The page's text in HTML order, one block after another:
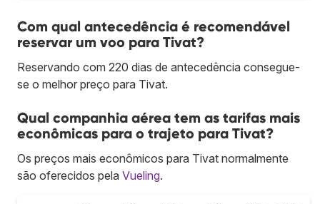
Com qual antecedência é recomendável
reservar um voo para Tivat?
Reservando com 220 dias de antecedência consegue-
se o melhor preço para Tivat.
Qual companhia aérea tem as tarifas mais
econômicas para o trajeto para Tivat?
Os preços mais econômicos para Tivat normalmente
são oferecidos pela Vueling.